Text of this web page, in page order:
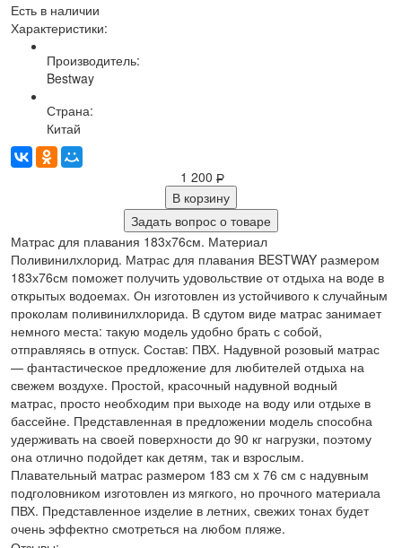
Есть в наличии
Характеристики:
Производитель:
Bestway
Страна:
Китай
1 200 Р
В корзину
Задать вопрос о товаре
Матрас для плавания 183х76см. Материал
Поливинилхлорид. Матрас для плавания BESTWAY размером
183х76см поможет получить удовольствие от отдыха на воде в
открытых водоемах. Он изготовлен из устойчивого к случайным
проколам поливинилхлорида. В сдутом виде матрас занимает
немного места: такую модель удобно брать с собой,
отправляясь в отпуск. Состав: ПВХ. Надувной розовый матрас
— фантастическое предложение для любителей отдыха на
свежем воздухе. Простой, красочный надувной водный
матрас, просто необходим при выходе на воду или отдыхе в
бассейне. Представленная в предложении модель способна
удерживать на своей поверхности до 90 кг нагрузки, поэтому
она отлично подойдет как детям, так и взрослым.
Плавательный матрас размером 183 см x 76 см с надувным
подголовником изготовлен из мягкого, но прочного материала
ПВХ. Представленное изделие в летних, свежих тонах будет
очень эффектно смотреться на любом пляже.